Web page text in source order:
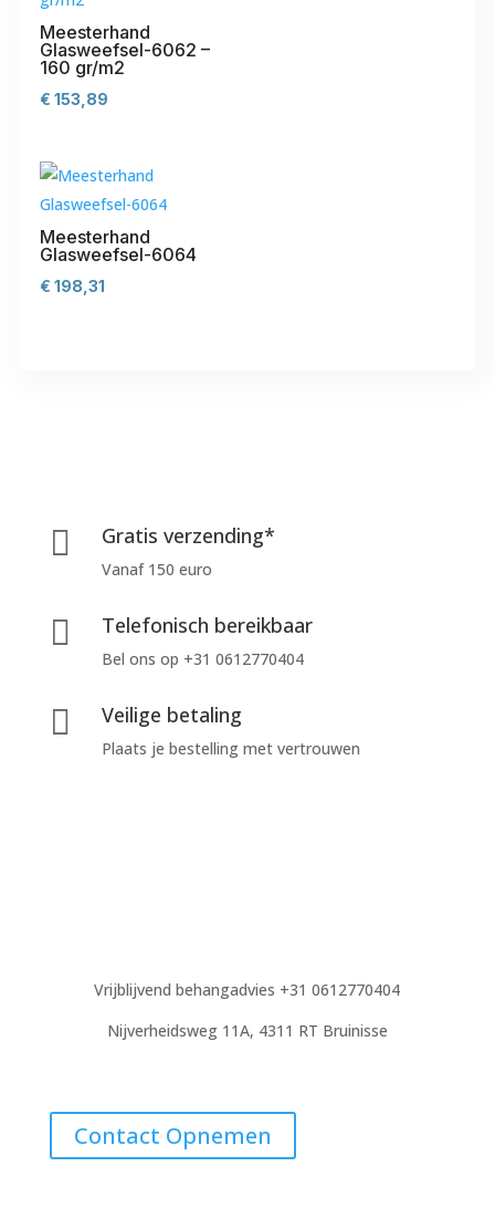
Meesterhand
Glasweefsel-6062 –
160 gr/m2
€ 153,89
Meesterhand
Glasweefsel-6064
€ 198,31
 Gratis verzending*
Vanaf 150 euro
 Telefonisch bereikbaar
Bel ons op +31 0612770404
 Veilige betaling
Plaats je bestelling met vertrouwen
Vrijblijvend behangadvies +31 0612770404
Nijverheidsweg 11A, 4311 RT Bruinisse
Contact Opnemen